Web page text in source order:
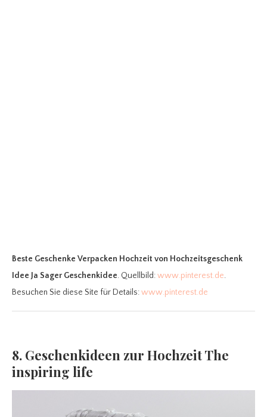
Beste Geschenke Verpacken Hochzeit von Hochzeitsgeschenk
Idee Ja Sager Geschenkidee. Quellbild:www.pinterest.de.
Besuchen Sie diese Site für Details:www.pinterest.de
8. Geschenkideen zur Hochzeit The
inspiring life